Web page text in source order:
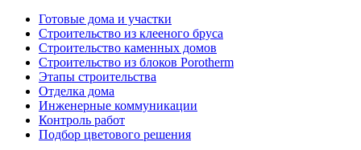
Готовые дома и участки
Строительство из клееного бруса
Строительство каменных домов
Строительство из блоков Porotherm
Этапы строительства
Отделка дома
Инженерные коммуникации
Контроль работ
Подбор цветового решения